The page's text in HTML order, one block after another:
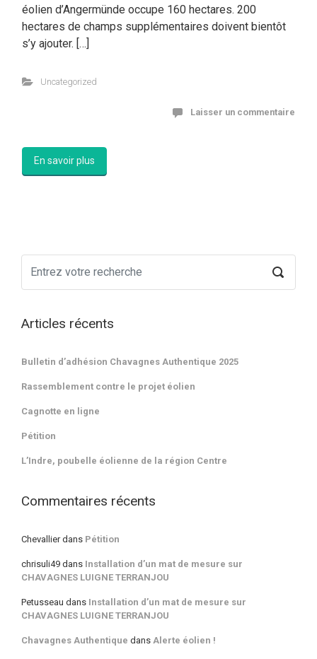
éolien d’Angermünde occupe 160 hectares. 200
hectares de champs supplémentaires doivent bientôt
s’y ajouter. […]
Uncategorized
Laisser un commentaire
En savoir plus
Articles récents
Bulletin d’adhésion Chavagnes Authentique 2025
Rassemblement contre le projet éolien
Cagnotte en ligne
Pétition
L’Indre, poubelle éolienne de la région Centre
Commentaires récents
Chevallierdans Pétition
chrisuli49 dans Installation d’un mat de mesure sur
CHAVAGNES LUIGNE TERRANJOU
Petusseau dans Installation d’un mat de mesure sur
CHAVAGNES LUIGNE TERRANJOU
Chavagnes Authentique dans Alerte éolien !